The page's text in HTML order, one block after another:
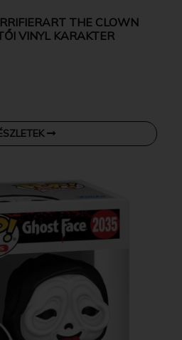
THE CLOWN
VINYL KARAKTER